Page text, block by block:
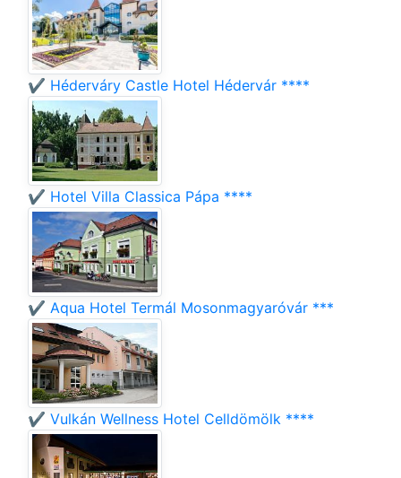
✔️ Héderváry Castle Hotel Hédervár ****
✔️ Hotel Villa Classica Pápa ****
✔️ Aqua Hotel Termál Mosonmagyaróvár ***
✔️ Vulkán Wellness Hotel Celldömölk ****